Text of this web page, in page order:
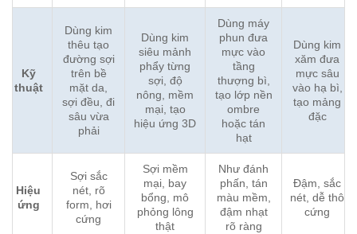
Kỹ
thuật
Dùng kim
thêu tạo
đường sợi
trên bề
mặt da,
sợi đều, đi
sâu vừa
phải
Dùng kim
siêu mảnh
phẩy từng
sợi, độ
nông, mềm
mại, tạo
hiệu ứng 3D
Dùng máy
phun đưa
mực vào
tầng
thượng bì,
tạo lớp nền
ombre
hoặc tán
hạt
Dùng kim
xăm đưa
mực sâu
vào hạ bì,
tạo mảng
đặc
Hiệu
ứng
Sợi sắc
nét, rõ
form, hơi
cứng
Sợi mềm
mại, bay
bổng, mô
phỏng lông
thật
Như đánh
phấn, tán
màu mềm,
đậm nhạt
rõ ràng
Đậm, sắc
nét, dễ thô
cứng